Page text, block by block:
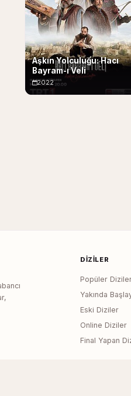
Aşkın Yolculuğu: Hacı
Bayram-ı Veli
2022
DIZILER
Popüler
Yakında
Eski Diziler
Online Diziler
Final Yapan